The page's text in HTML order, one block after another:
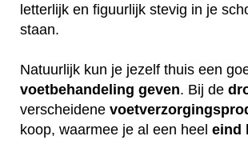
letterlijk en figuurlijk stevig in je
staan.
Natuurlijk kun je jezelf thuis een
voetbehandeling geven. Bij de
verscheidene
koop, waarmee je al een heel eind